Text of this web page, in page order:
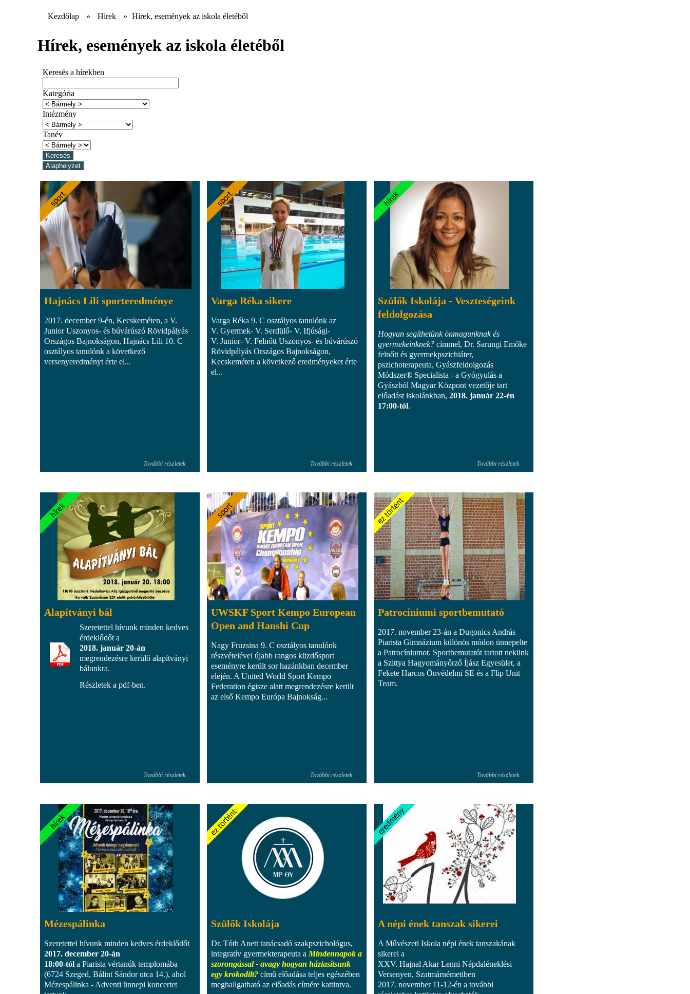
Kezdőlap » Hirek » Hírek, események az iskola életéből
Hírek, események az iskola életéből
Keresés a hírekben
Kategória
Intézmény
Tanév
Hajnács Lili sporteredménye
2017. december 9-én, Kecskeméten, a V.
Junior Uszonyos- és búvárúszó Rövidpályás
Országos Bajnokságon, Hajnács Lili 10. C
osztályos tanulónk a következő
versenyeredményt érte el...
További részletek
Varga Réka sikere
Varga Réka 9. C osztályos tanulónk az
V. Gyermek- V. Serdülő- V. Ifjúsági-
V. Junior- V. Felnőtt Uszonyos- és búvárúszó
Rövidpályás Országos Bajnokságon,
Kecskeméten a következő eredményeket érte
el...
További részletek
Szülők Iskolája - Veszteségeink
feldolgozása
Hogyan segíthetünk önmagunknak és
gyermekeinknek? címmel, Dr. Sarungi Emőke
felnőtt és gyermekpszichiáter,
pszichoterapeuta, Gyászfeldolgozás
Módszer® Specialista - a Gyógyulás a
Gyászból Magyar Központ vezetője tart
előadást iskolánkban, 2018. január 22-én
17:00-tól.
További részletek
Alapítványi bál
Szeretettel hívunk minden kedves
érdeklődőt a
2018. január 20-án
megrendezésre kerülő alapítványi
bálunkra.
Részletek a pdf-ben.
További részletek
UWSKF Sport Kempo European
Open and Hanshi Cup
Nagy Fruzsina 9. C osztályos tanulónk
részvételével újabb rangos küzdősport
eseményre került sor hazánkban december
elején. A United World Sport Kempo
Federation égisze alatt megrendezésre került
az első Kempo Európa Bajnokság...
További részletek
Patrocíniumi sportbemutató
2017. november 23-án a Dugonics András
Piarista Gimnázium különös módon ünnepelte
a Patrocíniumot. Sportbemutatót tartott nekünk
a Szittya Hagyományőrző Íjász Egyesület, a
Fekete Harcos Önvédelmi SE és a Flip Unit
Team.
További részletek
Mézespálinka
Szeretettel hívunk minden kedves érdeklődőt
2017. december 20-án
18:00-tól a Piarista vértanúk templomába
(6724 Szeged, Bálint Sándor utca 14.), ahol
Mézespálinka - Adventi ünnepi koncertet
Szülők Iskolája
Dr. Tóth Anett tanácsadó szakpszichológus,
integratív gyermekterapeuta a Mindennapok a
szorongással - avagy hogyan háziasítsunk
egy krokodilt? című előadása teljes egészében
meghallgatható az előadás címére kattintva.
A népi ének tanszak sikerei
A Művészeti Iskola népi ének tanszakának
sikerei a
XXV. Hajnal Akar Lenni Népdaléneklési
Versenyen, Szatmárnémetiben
2017. november 11-12-én a további